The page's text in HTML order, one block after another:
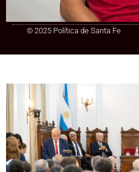
© 2025 Política de Santa Fe